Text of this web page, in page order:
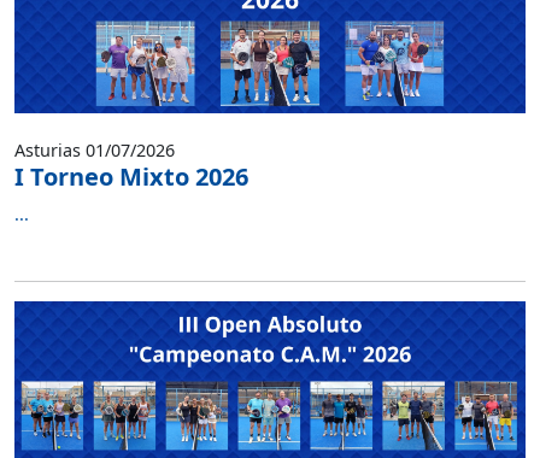
Asturias 01/07/2026
I Torneo Mixto 2026
...